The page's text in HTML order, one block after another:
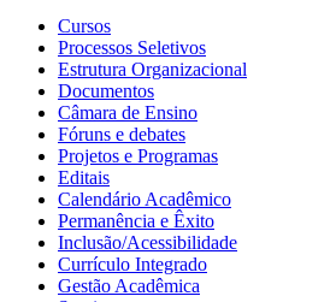
Cursos
Processos Seletivos
Estrutura Organizacional
Documentos
Câmara de Ensino
Fóruns e debates
Projetos e Programas
Editais
Calendário Acadêmico
Permanência e Êxito
Inclusão/Acessibilidade
Currículo Integrado
Gestão Acadêmica